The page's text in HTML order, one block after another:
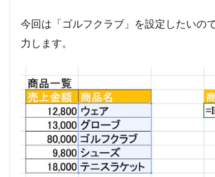
今回は「ゴルフクラブ」を設定したいの
力します。